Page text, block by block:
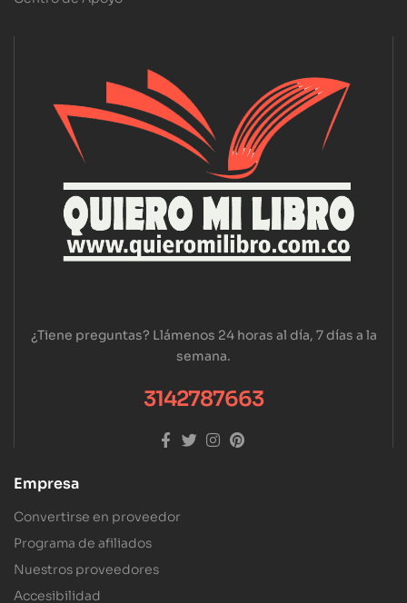
¿Tiene preguntas? Llámenos 24 horas al día, 7 días a la
semana.
3142787663
Empresa
Convertirse en proveedor
Programa de afiliados
Nuestros proveedores
Accesibilidad